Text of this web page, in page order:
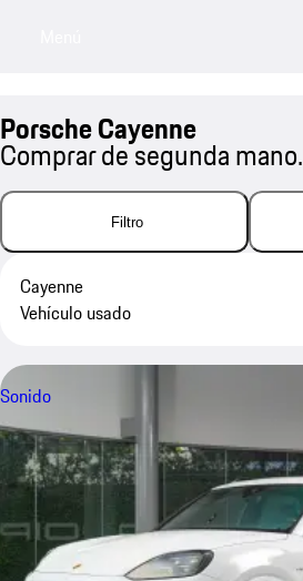
Porsche Cayenne
Comprar de segunda mano.
Filtro
Cayenne
Vehículo usado
Sonido